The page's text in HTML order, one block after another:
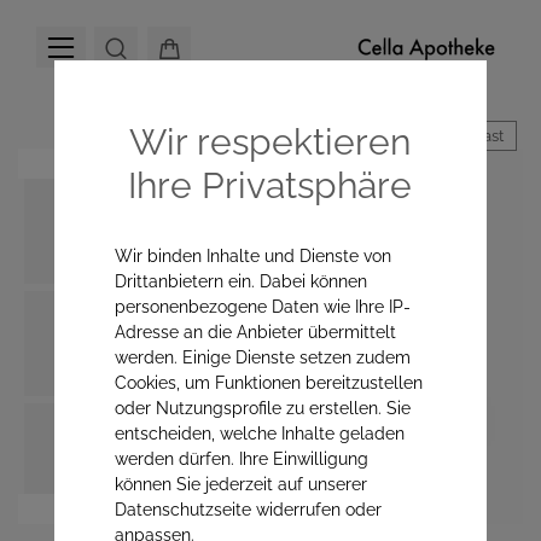
Hoher Kontrast
Wir respektieren
Ihre Privatsphäre
Wir binden Inhalte und Dienste von
Drittanbietern ein. Dabei können
personenbezogene Daten wie Ihre IP-
Adresse an die Anbieter übermittelt
werden. Einige Dienste setzen zudem
Cookies, um Funktionen bereitzustellen
oder Nutzungsprofile zu erstellen. Sie
entscheiden, welche Inhalte geladen
werden dürfen. Ihre Einwilligung
können Sie jederzeit auf unserer
Datenschutzseite widerrufen oder
anpassen.